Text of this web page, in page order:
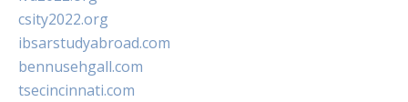
csity2022.org
ibsarstudyabroad.com
bennusehgall.com
tsecincinnati.com